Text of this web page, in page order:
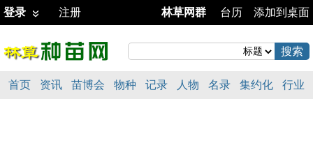
登录 注册 林草网群 台历 添加到桌面
首页 资讯 苗博会 物种 记录 人物 名录 集约化 行业